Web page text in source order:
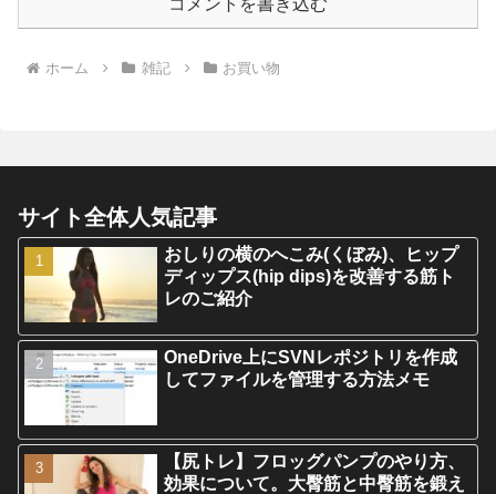
コメントを書き込む
ホーム 雑記 お買い物
サイト全体人気記事
おしりの横のへこみ(くぼみ)、ヒップ
ディップス(hip dips)を改善する筋ト
レのご紹介
OneDrive上にSVNレポジトリを作成
してファイルを管理する方法メモ
【尻トレ】フロッグパンプのやり方、
効果について。大臀筋と中臀筋を鍛え